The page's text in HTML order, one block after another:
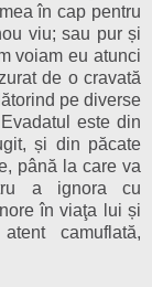
în cap pentru
viu; sau pur și
voiam eu atunci
de o cravată
pe diverse
este din
și din păcate
până la care va
a ignora cu
în viaţa lui și
camuflată,